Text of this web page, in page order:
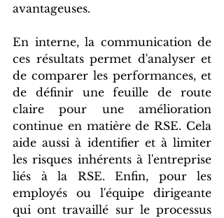
avantageuses.
En interne, la communication de
ces résultats permet d'analyser et
de comparer les performances, et
de définir une feuille de route
claire pour une amélioration
continue en matière de RSE. Cela
aide aussi à identifier et à limiter
les risques inhérents à l'entreprise
liés à la RSE. Enfin, pour les
employés ou l'équipe dirigeante
qui ont travaillé sur le processus